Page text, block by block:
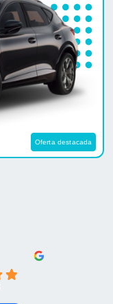
Oferta destacada